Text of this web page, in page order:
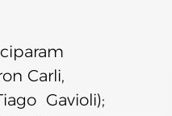
Carli,
Gavioli);